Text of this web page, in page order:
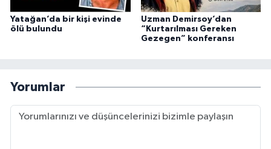
Yatağan’da bir kişi evinde
ölü bulundu
Uzman Demirsoy’dan
“Kurtarılması Gereken
Gezegen” konferansı
Yorumlar